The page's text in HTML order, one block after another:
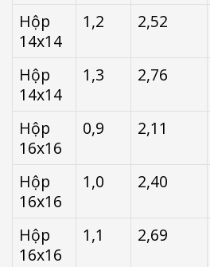
Hộp
14x14
1,2 2,52
Hộp
14x14
1,3 2,76
Hộp
16x16
0,9 2,11
Hộp
16x16
1,0 2,40
Hộp
16x16
1,1 2,69